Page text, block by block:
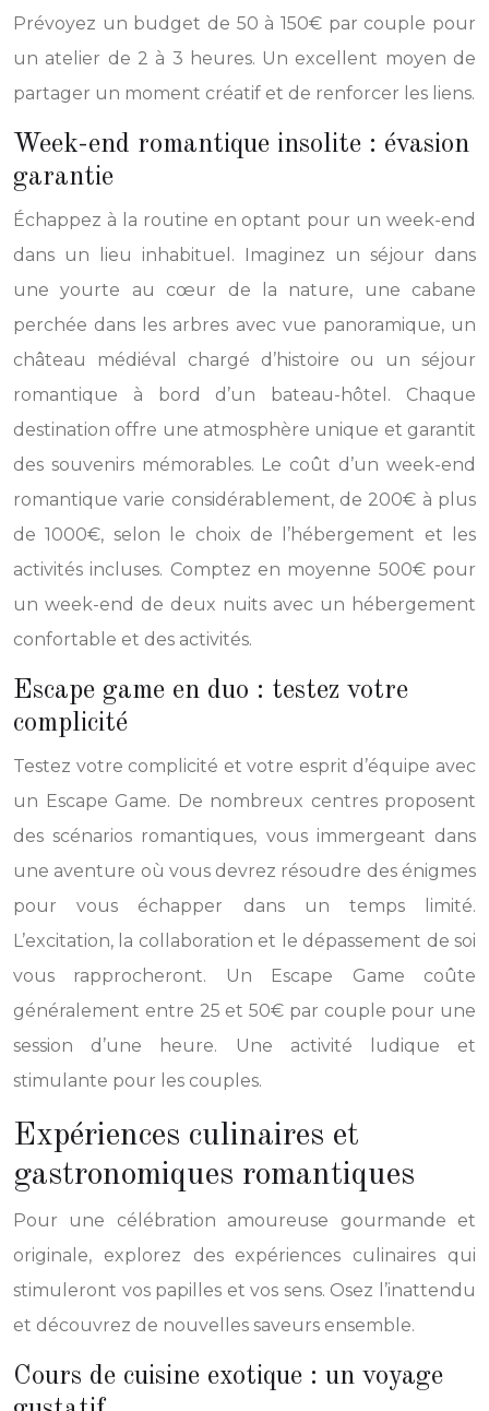
Prévoyez un budget de 50 à 150€ par couple pour
un atelier de 2 à 3 heures. Un excellent moyen de
partager un moment créatif et de renforcer les liens.
Week-end romantique insolite : évasion
garantie
Échappez à la routine en optant pour un week-end
dans un lieu inhabituel. Imaginez un séjour dans
une yourte au cœur de la nature, une cabane
perchée dans les arbres avec vue panoramique, un
château médiéval chargé d’histoire ou un séjour
romantique à bord d’un bateau-hôtel. Chaque
destination offre une atmosphère unique et garantit
des souvenirs mémorables. Le coût d’un week-end
romantique varie considérablement, de 200€ à plus
de 1000€, selon le choix de l’hébergement et les
activités incluses. Comptez en moyenne 500€ pour
un week-end de deux nuits avec un hébergement
confortable et des activités.
Escape game en duo : testez votre
complicité
Testez votre complicité et votre esprit d’équipe avec
un Escape Game. De nombreux centres proposent
des scénarios romantiques, vous immergeant dans
une aventure où vous devrez résoudre des énigmes
pour vous échapper dans un temps limité.
L’excitation, la collaboration et le dépassement de soi
vous rapprocheront. Un Escape Game coûte
généralement entre 25 et 50€ par couple pour une
session d’une heure. Une activité ludique et
stimulante pour les couples.
Expériences culinaires et
gastronomiques romantiques
Pour une célébration amoureuse gourmande et
originale, explorez des expériences culinaires qui
stimuleront vos papilles et vos sens. Osez l’inattendu
et découvrez de nouvelles saveurs ensemble.
Cours de cuisine exotique : un voyage